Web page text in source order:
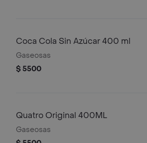
Coca Cola Sin Azúcar 400 ml
Gaseosas
$ 5500
Quatro Original 400ML
Gaseosas